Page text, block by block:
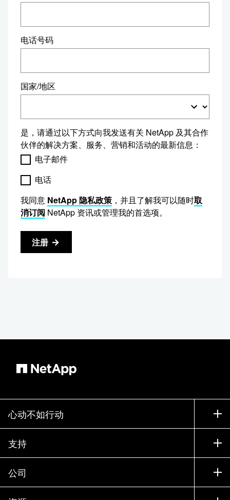
电话号码
国家/地区
是，请通过以下方式向我发送有关 NetApp 及其合作
伙伴的解决方案、服务、营销和活动的最新信息：
电子邮件
电话
我同意 NetApp 隐私政策 ，并且了解我可以随时取
消订阅 NetApp 资讯或管理我的首选项。
注册
心动不如行动
如何购买
联系销售部门
寻找合作伙伴
试用产品
支持
支持
训练
公司
公司